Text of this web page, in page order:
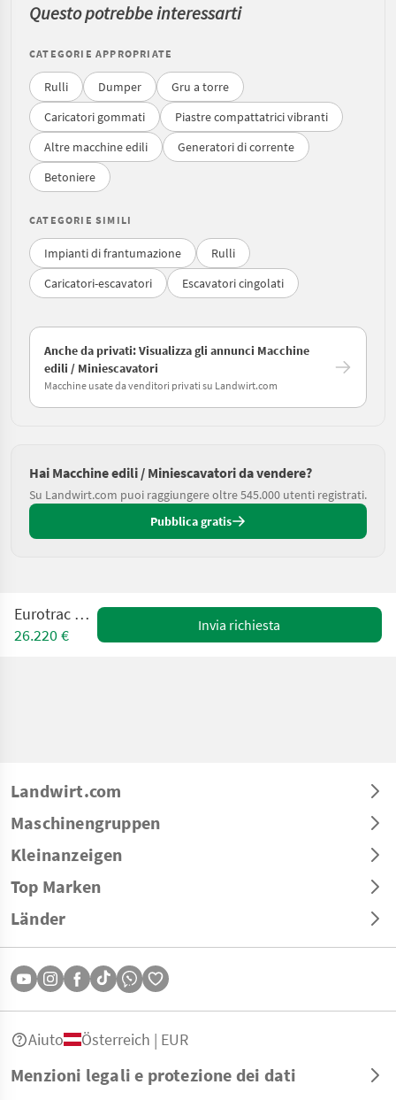
Questo potrebbe interessarti
CATEGORIE APPROPRIATE
Rulli Dumper
Gru a torre
Caricatori gommati
Piastre compattatrici vibranti
Altre macchine edili
Generatori di corrente
Betoniere
CATEGORIE SIMILI
Impianti di frantumazione
Rulli
Caricatori-escavatori
Escavatori cingolati
Anche da privati: Visualizza gli annunci Macchine
edili / Miniescavatori
Macchine usate da venditori privati su Landwirt.com
Hai Macchine edili / Miniescavatori da vendere?
Su Landwirt.com puoi raggiungere oltre 545.000 utenti registrati.
Pubblica gratis
Eurotrac HE18-C
26.220 €
Invia richiesta
Landwirt.com
Maschinengruppen
Kleinanzeigen
Top Marken
Länder
Menzioni legali e protezione dei dati
Aiuto Österreich | EUR